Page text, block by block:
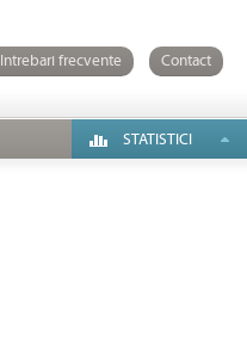
Intrebari frecvente Contact
STATISTICI